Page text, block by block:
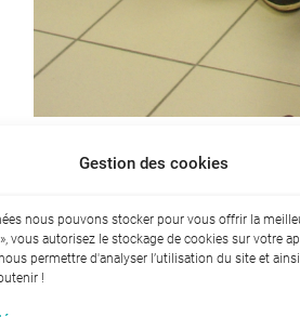
Gestion des cookies
nous pouvons stocker pour vous offrir la
vous autorisez le stockage de cookies sur votre
permettre d'analyser l’utilisation du site et
!
Index de l’égalité professionnelle